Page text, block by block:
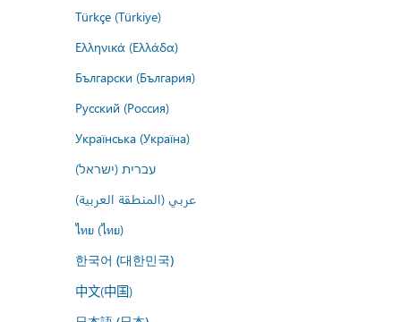
Türkçe (Türkiye)
Ελληνικά (Ελλάδα)
Български (България)
Русский (Россия)
Українська (Україна)
עברית (ישראל)
عربي (المنطقة العربية)
ไทย (ไทย)
한국어 (대한민국)
中文(中国)